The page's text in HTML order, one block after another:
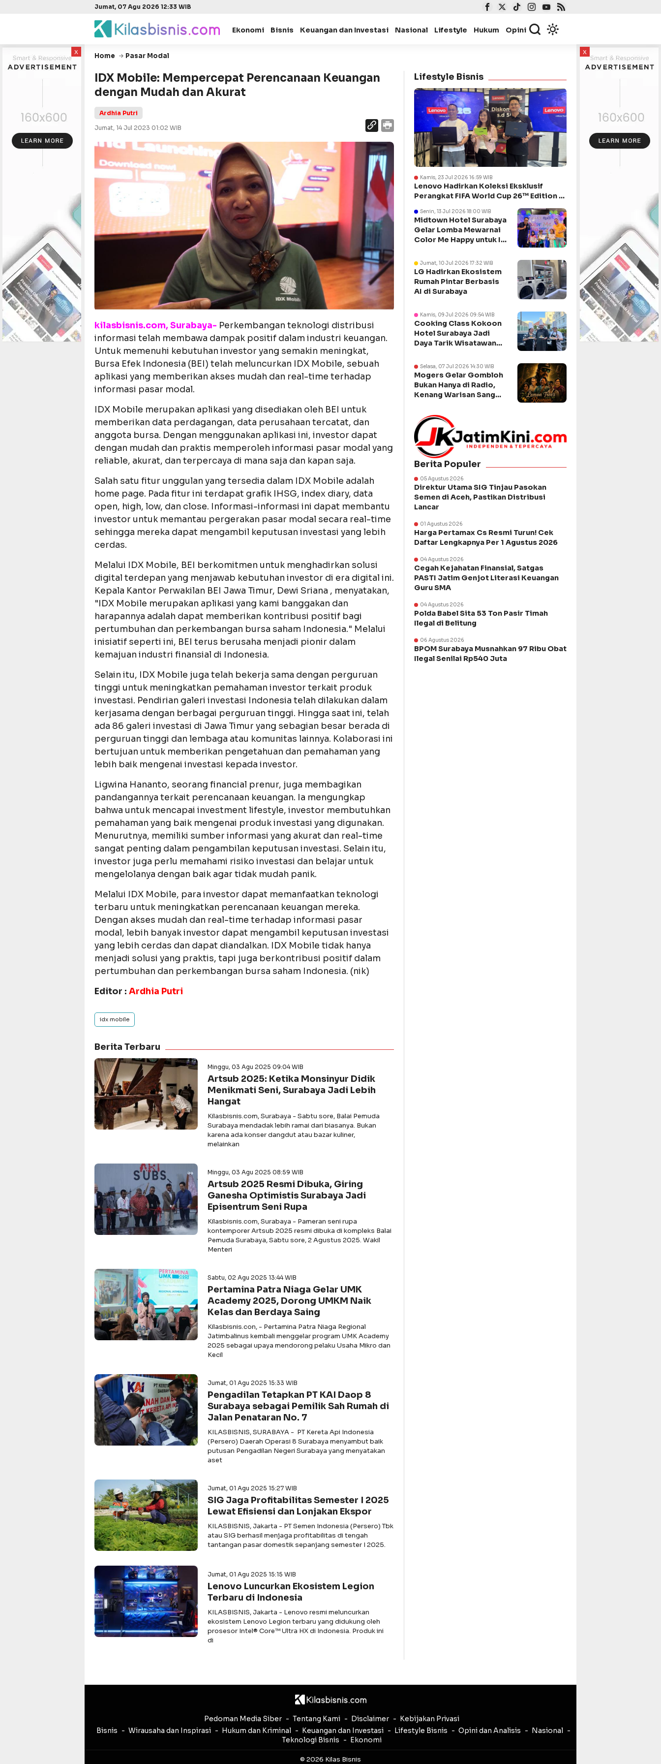
Jumat, 07 Agu 2026 12:33 WIB
Ekonomi Bisnis Keuangan dan Investasi Nasional Lifestyle Hukum Opini
x x
Home Pasar Modal
IDX Mobile: Mempercepat Perencanaan Keuangan
dengan Mudah dan Akurat
Ardhia Putri
Jumat, 14 Jul 2023 01:02 WIB
kilasbisnis.com, Surabaya- Perkembangan teknologi distribusi
informasi telah membawa dampak positif dalam industri keuangan.
Untuk memenuhi kebutuhan investor yang semakin meningkat,
Bursa Efek Indonesia (BEI) telah meluncurkan IDX Mobile, sebuah
aplikasi yang memberikan akses mudah dan real-time terhadap
informasi pasar modal.
IDX Mobile merupakan aplikasi yang disediakan oleh BEI untuk
memberikan data perdagangan, data perusahaan tercatat, dan
anggota bursa. Dengan menggunakan aplikasi ini, investor dapat
dengan mudah dan praktis memperoleh informasi pasar modal yang
reliable, akurat, dan terpercaya di mana saja dan kapan saja.
Salah satu fitur unggulan yang tersedia dalam IDX Mobile adalah
home page. Pada fitur ini terdapat grafik IHSG, index diary, data
open, high, low, dan close. Informasi-informasi ini dapat membantu
investor untuk memantau pergerakan pasar modal secara real-time
sehingga mereka dapat mengambil keputusan investasi yang lebih
cerdas.
Melalui IDX Mobile, BEI berkomitmen untuk menghadirkan solusi
digital terdepan yang menjawab kebutuhan investor di era digital ini.
Kepala Kantor Perwakilan BEI Jawa Timur, Dewi Sriana , menyatakan,
"IDX Mobile merupakan aplikasi yang kami banggakan dan
harapannya adalah dapat memberikan kontribusi positif bagi
pertumbuhan dan perkembangan bursa saham Indonesia." Melalui
inisiatif seperti ini, BEI terus berusaha menjadi pionir dalam
kemajuan industri finansial di Indonesia.
Selain itu, IDX Mobile juga telah bekerja sama dengan perguruan
tinggi untuk meningkatkan pemahaman investor terkait produk
investasi. Pendirian galeri investasi Indonesia telah dilakukan dalam
kerjasama dengan berbagai perguruan tinggi. Hingga saat ini, telah
ada 86 galeri investasi di Jawa Timur yang sebagian besar berada di
perguruan tinggi dan lembaga atau komunitas lainnya. Kolaborasi ini
bertujuan untuk memberikan pengetahuan dan pemahaman yang
lebih baik mengenai investasi kepada investor.
Ligwina Hananto, seorang financial prenur, juga membagikan
pandangannya terkait perencanaan keuangan. Ia mengungkap
bahwa untuk mencapai investment lifestyle, investor membutuhkan
pemahaman yang baik mengenai produk investasi yang digunakan.
Menurutnya, memiliki sumber informasi yang akurat dan real-time
sangat penting dalam pengambilan keputusan investasi. Selain itu,
investor juga perlu memahami risiko investasi dan belajar untuk
mengelolanya dengan baik agar tidak mudah panik.
Melalui IDX Mobile, para investor dapat memanfaatkan teknologi
terbaru untuk meningkatkan perencanaan keuangan mereka.
Dengan akses mudah dan real-time terhadap informasi pasar
modal, lebih banyak investor dapat mengambil keputusan investasi
yang lebih cerdas dan dapat diandalkan. IDX Mobile tidak hanya
menjadi solusi yang praktis, tapi juga berkontribusi positif dalam
pertumbuhan dan perkembangan bursa saham Indonesia. (nik)
Editor : Ardhia Putri
idx mobile
Berita Terbaru
Minggu, 03 Agu 2025 09:04 WIB
Artsub 2025: Ketika Monsinyur Didik
Menikmati Seni, Surabaya Jadi Lebih
Hangat
Kilasbisnis.com, Surabaya - Sabtu sore, Balai Pemuda
Surabaya mendadak lebih ramai dari biasanya. Bukan
karena ada konser dangdut atau bazar kuliner,
melainkan
Minggu, 03 Agu 2025 08:59 WIB
Artsub 2025 Resmi Dibuka, Giring
Ganesha Optimistis Surabaya Jadi
Episentrum Seni Rupa
Kilasbisnis.com, Surabaya - Pameran seni rupa
kontemporer Artsub 2025 resmi dibuka di kompleks Balai
Pemuda Surabaya, Sabtu sore, 2 Agustus 2025. Wakil
Menteri
Sabtu, 02 Agu 2025 13:44 WIB
Pertamina Patra Niaga Gelar UMK
Academy 2025, Dorong UMKM Naik
Kelas dan Berdaya Saing
Kilasbisnis.con, - Pertamina Patra Niaga Regional
Jatimbalinus kembali menggelar program UMK Academy
2025 sebagai upaya mendorong pelaku Usaha Mikro dan
Kecil
Jumat, 01 Agu 2025 15:33 WIB
Pengadilan Tetapkan PT KAI Daop 8
Surabaya sebagai Pemilik Sah Rumah di
Jalan Penataran No. 7
KILASBISNIS, SURABAYA - PT Kereta Api Indonesia
(Persero) Daerah Operasi 8 Surabaya menyambut baik
putusan Pengadilan Negeri Surabaya yang menyatakan
aset
Jumat, 01 Agu 2025 15:27 WIB
SIG Jaga Profitabilitas Semester I 2025
Lewat Efisiensi dan Lonjakan Ekspor
KILASBISNIS, Jakarta - PT Semen Indonesia (Persero) Tbk
atau SIG berhasil menjaga profitabilitas di tengah
tantangan pasar domestik sepanjang semester I 2025.
Jumat, 01 Agu 2025 15:15 WIB
Lenovo Luncurkan Ekosistem Legion
Terbaru di Indonesia
KILASBISNIS, Jakarta - Lenovo resmi meluncurkan
ekosistem Lenovo Legion terbaru yang didukung oleh
prosesor Intel® Core™ Ultra HX di Indonesia. Produk ini
di
Lifestyle Bisnis
Kamis, 23 Jul 2026 16:59 WIB
Lenovo Hadirkan Koleksi Eksklusif
Perangkat FIFA World Cup 26™ Edition di
Senin, 13 Jul 2026 18:00 WIB
Midtown Hotel Surabaya
Gelar Lomba Mewarnai
Color Me Happy untuk Isi
Jumat, 10 Jul 2026 17:32 WIB
LG Hadirkan Ekosistem
Rumah Pintar Berbasis
AI di Surabaya
Kamis, 09 Jul 2026 09:54 WIB
Cooking Class Kokoon
Hotel Surabaya Jadi
Daya Tarik Wisatawan
Selasa, 07 Jul 2026 14:30 WIB
Mogers Gelar Gombloh
Bukan Hanya di Radio,
Kenang Warisan Sang
Berita Populer
05 Agustus 2026
Direktur Utama SIG Tinjau Pasokan
Semen di Aceh, Pastikan Distribusi
Lancar
01 Agustus 2026
Harga Pertamax Cs Resmi Turun! Cek
Daftar Lengkapnya Per 1 Agustus 2026
04 Agustus 2026
Cegah Kejahatan Finansial, Satgas
PASTI Jatim Genjot Literasi Keuangan
Guru SMA
04 Agustus 2026
Polda Babel Sita 53 Ton Pasir Timah
Ilegal di Belitung
06 Agustus 2026
BPOM Surabaya Musnahkan 97 Ribu Obat
Ilegal Senilai Rp540 Juta
Pedoman Media Siber Tentang Kami Disclaimer
Kebijakan Privasi
Bisnis
Wirausaha dan Inspirasi Hukum dan Kriminal Keuangan dan Investasi Lifestyle Bisnis Opini dan Analisis
Nasional
Teknologi Bisnis
Ekonomi
© 2026 Kilas Bisnis